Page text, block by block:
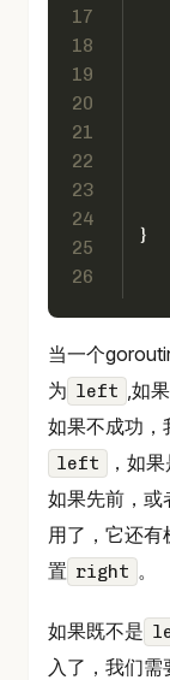
17
18
19
20
21
22
23
24
25
26
}
当一个
为 left ,如
如果不成功，
left ，如
如果先前，或
用了，它还有
置 right 。
如果既不是
入了，我们需